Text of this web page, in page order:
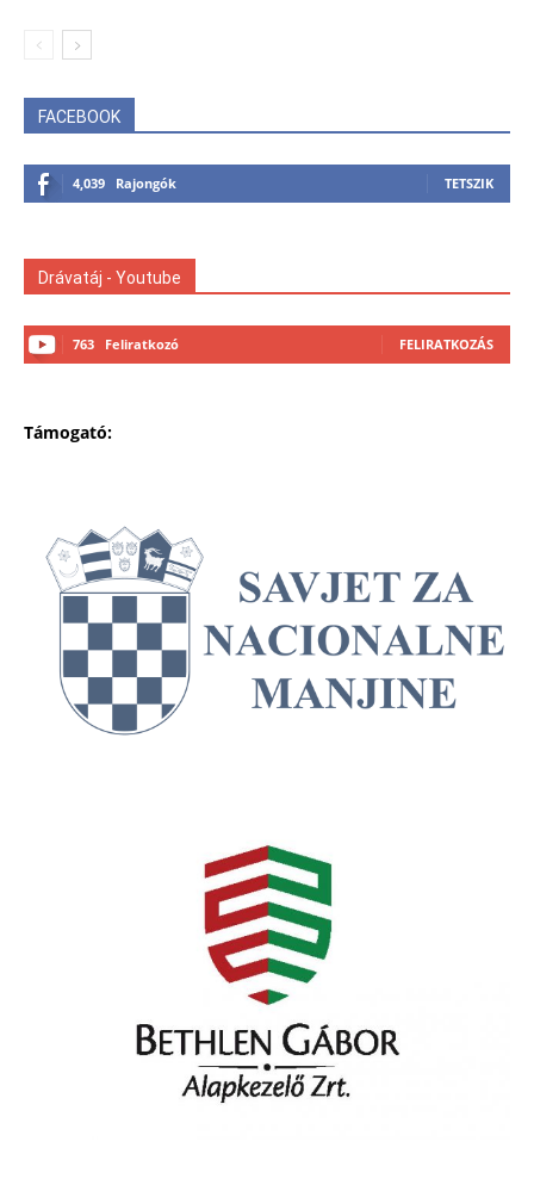
FACEBOOK
4,039 Rajongók TETSZIK
Drávatáj - Youtube
763 Feliratkozó FELIRATKOZÁS
Támogató: